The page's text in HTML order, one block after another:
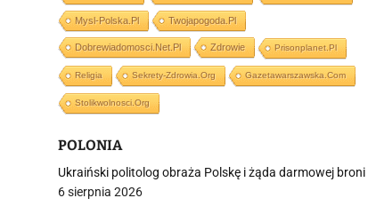
Mysl-Polska.pl Twojapogoda.pl
Dobrewiadomosci.net.pl Zdrowie Prisonplanet.pl
Religia Sekrety-Zdrowia.org Gazetawarszawska.com
Stolikwolnosci.org
POLONIA
Ukraiński politolog obraża Polskę i żąda darmowej broni
6 sierpnia 2026